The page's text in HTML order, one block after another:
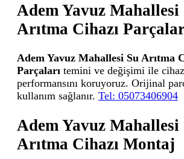
Adem Yavuz Mahallesi
Arıtma Cihazı
Adem Yavuz Mahallesi Su Arıtma
Parçaları temini ve değişimi ile
performansını koruyoruz. Orijinal
kullanım sağlanır. Tel: 05073406904
Adem Yavuz Mahallesi
Arıtma Cihazı Montaj